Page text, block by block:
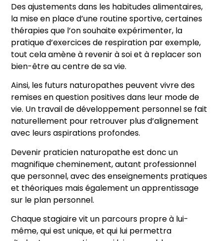
Des ajustements dans les habitudes alimentaires,
la mise en place d’une routine sportive, certaines
thérapies que l’on souhaite expérimenter, la
pratique d’exercices de respiration par exemple,
tout cela amène à revenir à soi et à replacer son
bien-être au centre de sa vie.
Ainsi, les futurs naturopathes peuvent vivre des
remises en question positives dans leur mode de
vie. Un travail de développement personnel se fait
naturellement pour retrouver plus d’alignement
avec leurs aspirations profondes.
Devenir praticien naturopathe est donc un
magnifique cheminement, autant professionnel
que personnel, avec des enseignements pratiques
et théoriques mais également un apprentissage
sur le plan personnel.
Chaque stagiaire vit un parcours propre à lui-
même, qui est unique, et qui lui permettra